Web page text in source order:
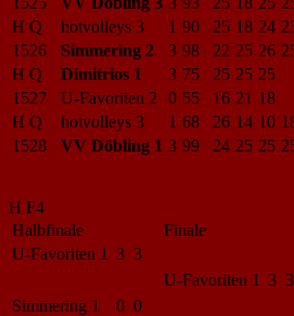
H Q
hotvolleys 3 1 90 25 18 24
1526
Simmering 2 3 98 22 25 26
H Q
Dimitrios 1 3 75 25 25 25
1527
U-Favoriten 2 0 55 16 21 18
H Q
hotvolleys 3 1 68 26 14 10
1528
VV Döbling 1 3 99 24 25 25
H F4
Halbfinale
Finale
U-Favoriten 1 3 3
U-Favoriten 1 3 3
Simmering 1
0 0